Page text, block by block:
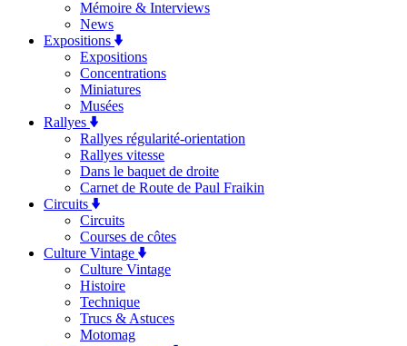
Mémoire & Interviews
News
Expositions
Expositions
Concentrations
Miniatures
Musées
Rallyes
Rallyes régularité-orientation
Rallyes vitesse
Dans le baquet de droite
Carnet de Route de Paul Fraikin
Circuits
Circuits
Courses de côtes
Culture Vintage
Culture Vintage
Histoire
Technique
Trucs & Astuces
Motomag